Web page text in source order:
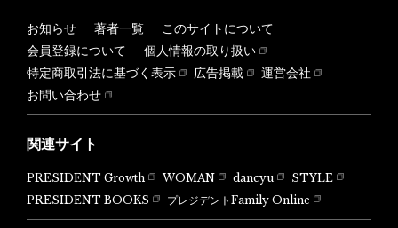
お知らせ 著者一覧
このサイトについて
会員登録について
個人情報の取り扱い
特定商取引法に基づく表示
広告掲載
運営会社
お問い合わせ
関連サイト
PRESIDENT Growth WOMAN dancyu
STYLE
PRESIDENT BOOKS
プレジデントFamily Online